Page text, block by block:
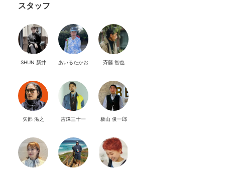
スタッフ
SHUN 新井 あいるたかお 斉藤 智也
矢部 滋之 吉澤三十一 板山 俊一郎